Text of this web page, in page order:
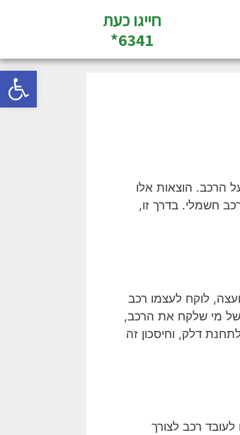
פתח
חייגו כעת
6341*
הרכב. הוצאות אלו
חשמלי. בדרך זו,
לוקח לעצמו רכב
של מי שלקח את הרכב,
דלק, וחיסכון זה
רכב לצורך